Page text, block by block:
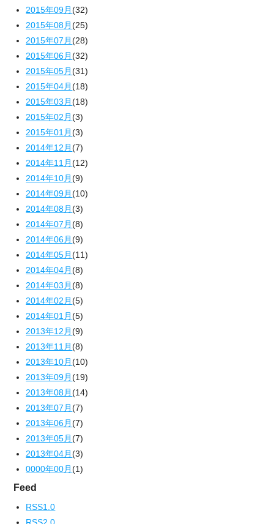
2015年09月(32)
2015年08月(25)
2015年07月(28)
2015年06月(32)
2015年05月(31)
2015年04月(18)
2015年03月(18)
2015年02月(3)
2015年01月(3)
2014年12月(7)
2014年11月(12)
2014年10月(9)
2014年09月(10)
2014年08月(3)
2014年07月(8)
2014年06月(9)
2014年05月(11)
2014年04月(8)
2014年03月(8)
2014年02月(5)
2014年01月(5)
2013年12月(9)
2013年11月(8)
2013年10月(10)
2013年09月(19)
2013年08月(14)
2013年07月(7)
2013年06月(7)
2013年05月(7)
2013年04月(3)
0000年00月(1)
Feed
RSS1.0